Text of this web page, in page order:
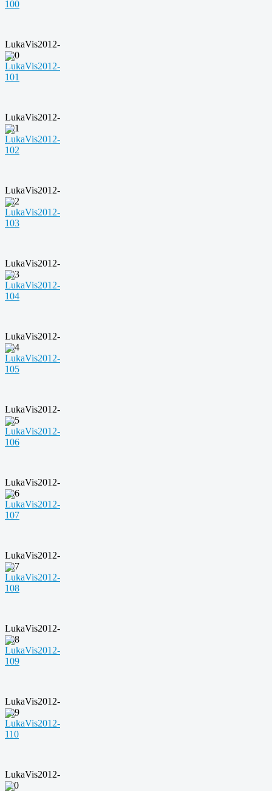
LukaVis2012-
100
LukaVis2012-
101
LukaVis2012-
102
LukaVis2012-
103
LukaVis2012-
104
LukaVis2012-
105
LukaVis2012-
106
LukaVis2012-
107
LukaVis2012-
108
LukaVis2012-
109
LukaVis2012-
110